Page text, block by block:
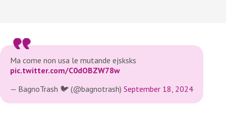
Ma come non usa le mutande ejsksks
pic.twitter.com/C0dOBZW78w
— BagnoTrash 🐦 (@bagnotrash) September 18, 2024